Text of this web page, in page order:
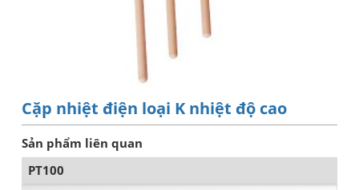
Cặp nhiệt điện loại K nhiệt độ cao
Sản phẩm liên quan
PT100